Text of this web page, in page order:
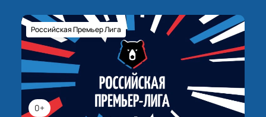
0+
Российская Премьер Лига